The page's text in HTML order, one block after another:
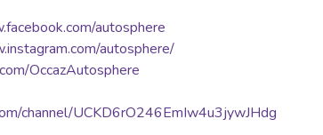
autosphere
autosphere/
OccazAutosphere
channel/UCKD6rO246EmIw4u3jywJHdg